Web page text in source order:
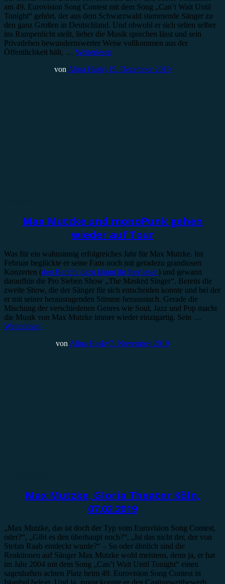
am 49. Eurovision Song Contest mit dem Song „Can’t Wait Until
Tonight“ gehört, der aus dem Schwarzwald stammende Sänger zu
den ganz Großen in Deutschland. Und obwohl er sich selten selber
ins Rampenlicht stellt, lieber die Musik sprechen lässt und sein
Privatleben bewundernswerter Weise vollkommen aus der
Öffentlichkeit hält, … Weiterlesen
von Alina Hasky15. Dezember 2019
Max Mutzke und monoPunk gehen
wieder auf Tour
Was für ein wahnsinnig erfolgreiches Jahr für Max Mutzke. Im
Februar beglückte er seine Fans noch mit geradezu grandiosen
Konzerten (den Bericht dazu könnt ihr hier lesen) und gewann
daraufhin die Pro Sieben Show „The Masked Singer“. Bereits die
zweite Show, die der Sänger für sich entscheiden konnte und bei der
er mit seiner herausragenden Stimme herausstach. Gerade die
Mischung der verschiedenen Genres wie Soul, Jazz und Pop macht
die Musik von Max Mutzke immer wieder einzigartig. Sein …
Weiterlesen
von Alina Hasky7. November 2019
Max Mutzke, Gloria Theater Köln,
07.02.2019
„Max Mutzke, das ist doch der Typ vom Eurovision Song Contest,
oder?“, „Gibt es den überhaupt noch?“, „Ist das nicht der, der von
Stefan Raab entdeckt wurde?“ – So oder ähnlich sind die
Reaktionen auf Sänger Max Mutzke wohl meistens, denn ja, er hat
im Jahr 2004 mit dem Song „Can’t Wait Until Tonight“ einen
sagenhaften achten Platz beim 49. Eurovision Song Contest in